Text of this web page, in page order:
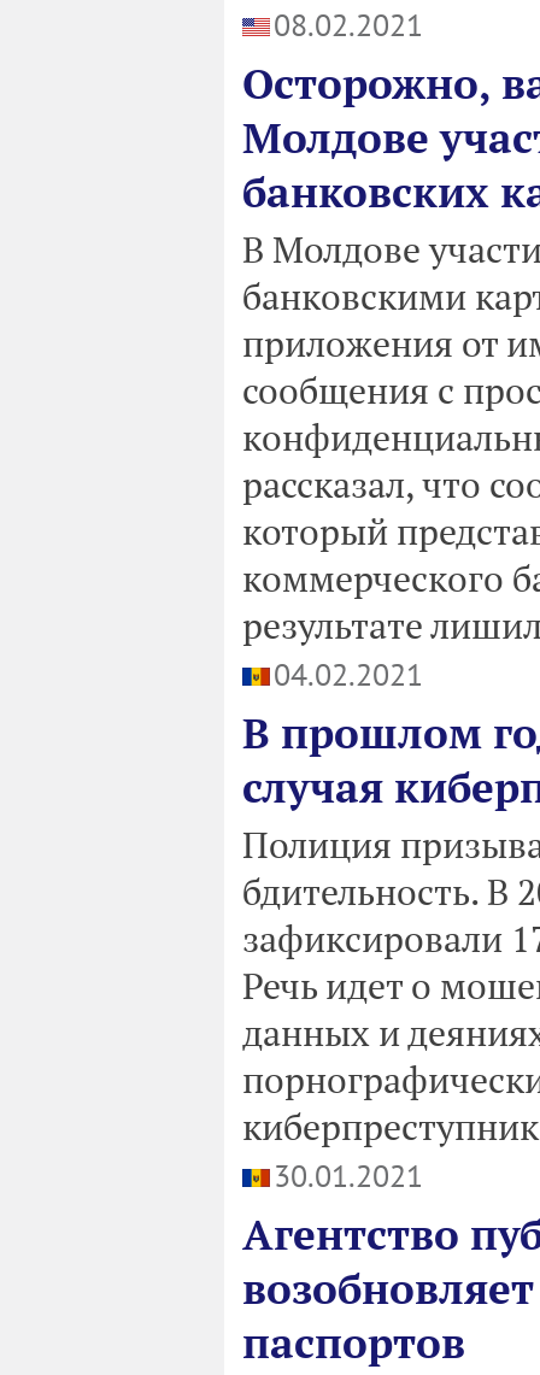
08.02.2021
Осторожно,
Молдове
банковских
В Молдове
банковскими
приложения от
сообщения с
рассказал, что
который
коммерческого
результате
04.02.2021
В прошлом
случая
Полиция
бдительность. В
зафиксировали
Речь идет о
данных и
30.01.2021
Агентство
паспортов